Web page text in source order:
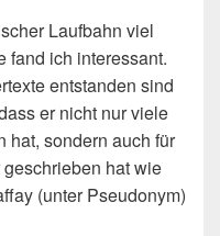
Laufbahn viel
fand ich interessant.
entstanden sind
er nicht nur viele
hat, sondern auch für
hat wie
(unter Pseudonym)